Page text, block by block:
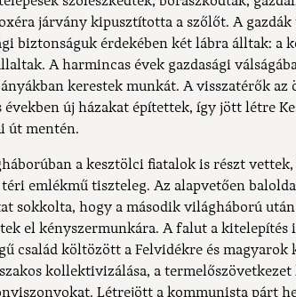
járvány kipusztította a szőlőt. A
biztonságuk érdekében két lábra álltak: a
A harmincas évek gazdasági
kerestek munkát. A visszatérők az
években új házakat építettek, így jött létre
út mentén.
a kesztölci fiatalok is részt
téri emlékmű tiszteleg. Az alapvetően
sokkolta, hogy a második világháború
el kényszermunkára. A falut a kitelepítés
család költözött a Felvidékre és
kollektivizálása, a
Létrejött a kommunista párt